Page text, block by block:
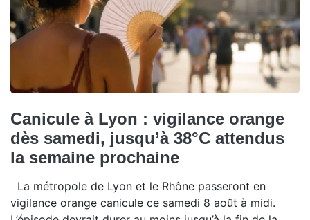
Canicule à Lyon : vigilance orange
dès samedi, jusqu’à 38°C attendus
la semaine prochaine
La métropole de Lyon et le Rhône passeront en
vigilance orange canicule ce samedi 8 août à midi.